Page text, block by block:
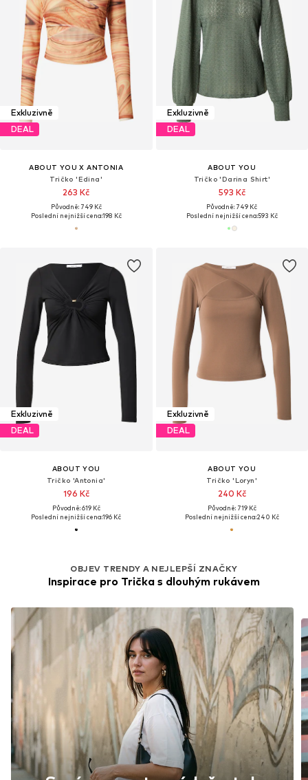
Exkluzivně
DEAL
ABOUT YOU X ANTONIA
Tričko 'Edina'
263 Kč
Původně: 749 Kč
Poslední nejnižší cena:198 Kč
Exkluzivně
DEAL
ABOUT YOU
Tričko 'Darina Shirt'
593 Kč
Původně: 749 Kč
Poslední nejnižší cena:593 Kč
Exkluzivně
DEAL
ABOUT YOU
Tričko 'Antonia'
196 Kč
Původně: 619 Kč
Poslední nejnižší cena:196 Kč
OBJEV TRENDY A NEJLEPŠÍ ZNAČKY
Inspirace pro Trička s dlouhým rukávem
Exkluzivně
DEAL
ABOUT YOU
Tričko 'Loryn'
240 Kč
Původně: 719 Kč
Poslední nejnižší cena:240 Kč